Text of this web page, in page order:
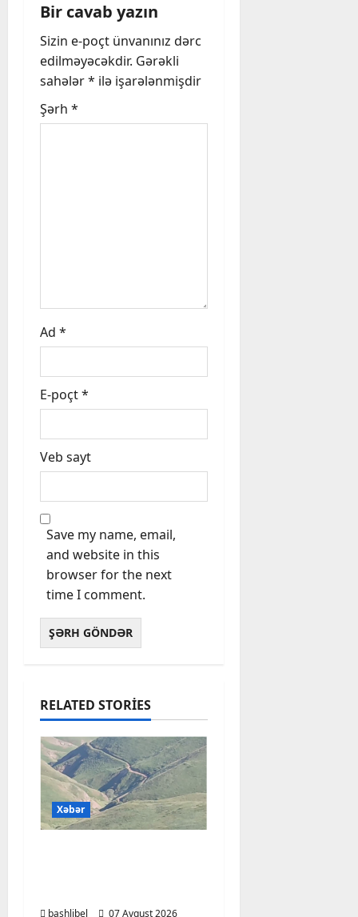
v
i
g
a
Bir cavab yazın
Sizin e-poçt ünvanınız dərc
edilməyəcəkdir. Gərəkli
sahələr* ilə işarələnmişdir
Şərh *
Ad *
E-poçt*
Veb sayt
Save my name, email,
and website in this
browser for the next
time I comment.
RELATED STORIES
Xəbər
bashlibel 07 Avqust 2026